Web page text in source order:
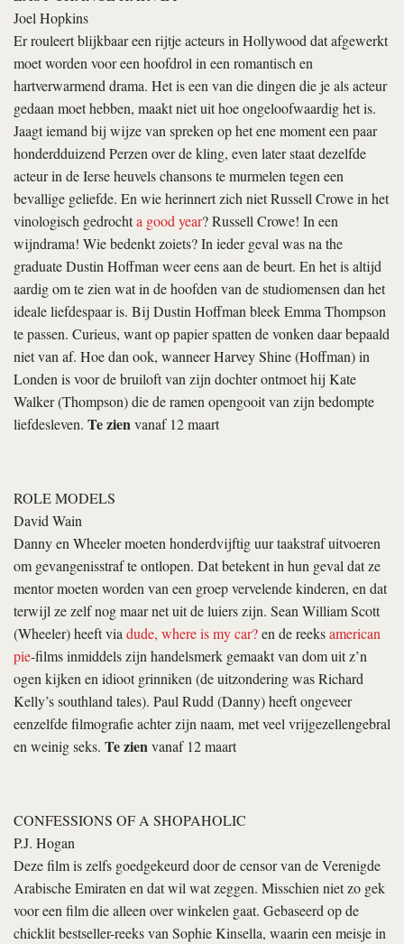
Joel Hopkins
Er rouleert blijkbaar een rijtje acteurs in Hollywood dat afgewerkt
moet worden voor een hoofdrol in een romantisch en
hartverwarmend drama. Het is een van die dingen die je als acteur
gedaan moet hebben, maakt niet uit hoe ongeloofwaardig het is.
Jaagt iemand bij wijze van spreken op het ene moment een paar
honderdduizend Perzen over de kling, even later staat dezelfde
acteur in de Ierse heuvels chansons te murmelen tegen een
bevallige geliefde. En wie herinnert zich niet Russell Crowe in het
vinologisch gedrochta good year? Russell Crowe! In een
wijndrama! Wie bedenkt zoiets? In ieder geval was nathe
graduateDustin Hoffman weer eens aan de beurt. En het is altijd
aardig om te zien wat in de hoofden van de studiomensen dan het
ideale liefdespaar is. Bij Dustin Hoffman bleek Emma Thompson
te passen. Curieus, want op papier spatten de vonken daar bepaald
niet van af. Hoe dan ook, wanneer Harvey Shine (Hoffman) in
Londen is voor de bruiloft van zijn dochter ontmoet hij Kate
Walker (Thompson) die de ramen opengooit van zijn bedompte
liefdesleven. Te zienvanaf 12 maart
ROLE MODELS
David Wain
Danny en Wheeler moeten honderdvijftig uur taakstraf uitvoeren
om gevangenisstraf te ontlopen. Dat betekent in hun geval dat ze
mentor moeten worden van een groep vervelende kinderen, en dat
terwijl ze zelf nog maar net uit de luiers zijn. Sean William Scott
(Wheeler) heeft viadude, where is my car?en de reeksamerican
pie-films inmiddels zijn handelsmerk gemaakt van dom uit z’n
ogen kijken en idioot grinniken (de uitzondering was Richard
Kelly’ssouthland tales). Paul Rudd (Danny) heeft ongeveer
eenzelfde filmografie achter zijn naam, met veel vrijgezellengebral
en weinig seks. Te zienvanaf 12 maart
CONFESSIONS OF A SHOPAHOLIC
P.J. Hogan
Deze film is zelfs goedgekeurd door de censor van de Verenigde
Arabische Emiraten en dat wil wat zeggen. Misschien niet zo gek
voor een film die alleen over winkelen gaat. Gebaseerd op de
chicklit bestseller-reeks van Sophie Kinsella, waarin een meisje in